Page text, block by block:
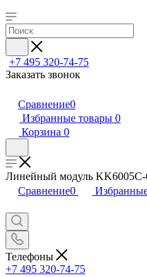
+7 495 320-74-75
Заказать звонок
Сравнение0
Избранные товары 0
Корзина 0
Линейный модуль KK6005C-
Сравнение0
Телефоны
+7 495 320-74-75